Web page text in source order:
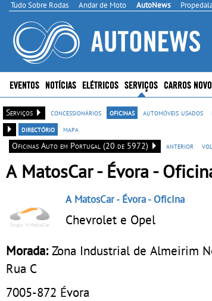
Tudo Sobre Rodas Andar de Moto AutoNews
EVENTOS NOTÍCIAS ELÉTRICOS SERVIÇOS CARROS
Serviços concessionários oficinas automóveis usados
directório
mapa
Oficinas Auto em Portugal (20 de 5972)
anterior
A MatosCar - Évora -
A MatosCar - Évora- Oficina
Chevrolet e Opel
Morada: Zona Industrial de Almeirim
Rua C
7005-872 Évora